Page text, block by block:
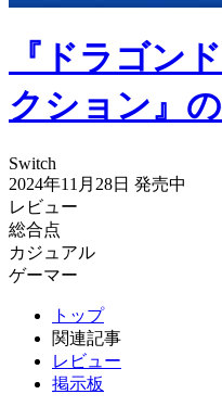
『ドラゴン
クション』
Switch
2024年11月28日 発売中
レビュー
総合点
カジュアル
ゲーマー
トップ
関連記事
レビュー
掲示板